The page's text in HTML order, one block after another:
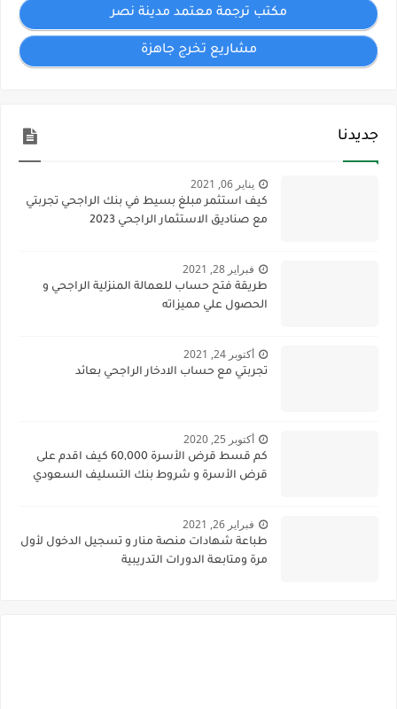
مكتب ترجمة معتمد مدينة نصر
مشاريع تخرج جاهزة
جديدنا
يناير 06, 2021
كيف استثمر مبلغ بسيط في بنك الراجحي تجربتي
مع صناديق الاستثمار الراجحي 2023
فبراير 28, 2021
طريقة فتح حساب للعمالة المنزلية الراجحي و
الحصول علي مميزاته
أكتوبر 24, 2021
تجربتي مع حساب الادخار الراجحي بعائد
أكتوبر 25, 2020
كم قسط قرض الأسرة 60,000 كيف اقدم على
قرض الأسرة و شروط بنك التسليف السعودي
فبراير 26, 2021
طباعة شهادات منصة منار و تسجيل الدخول لأول
مرة ومتابعة الدورات التدريبية